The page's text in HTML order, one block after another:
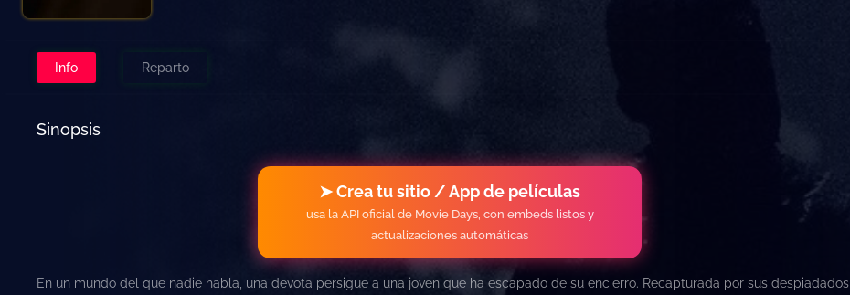
Info Reparto
Sinopsis
➤ Crea tu sitio / App de películas
usa la API oficial de Movie Days, con embeds listos y
actualizaciones automáticas
En un mundo del que nadie habla, una devota persigue a una joven que ha escapado de su encierro. Recapturada por sus despiadados